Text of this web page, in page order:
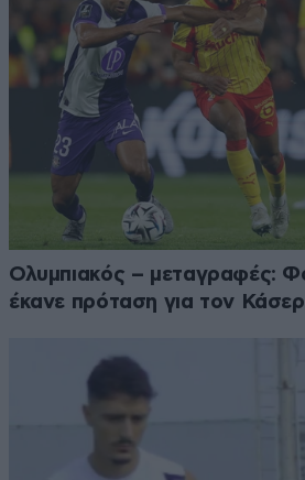
Ολυμπιακός – μεταγραφές:
έκανε πρόταση για τον